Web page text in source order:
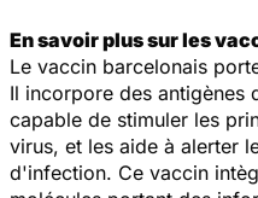
En savoir plus sur les
Le vaccin barcelonais
Il incorpore des antigènes
capable de stimuler les
virus, et les aide à alerter
d'infection. Ce vaccin